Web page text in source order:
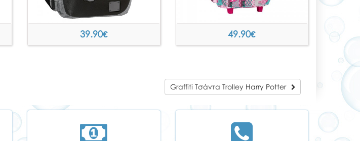
39.90€ 49.90€
Graffiti Τσάντα Trolley Harry Potter